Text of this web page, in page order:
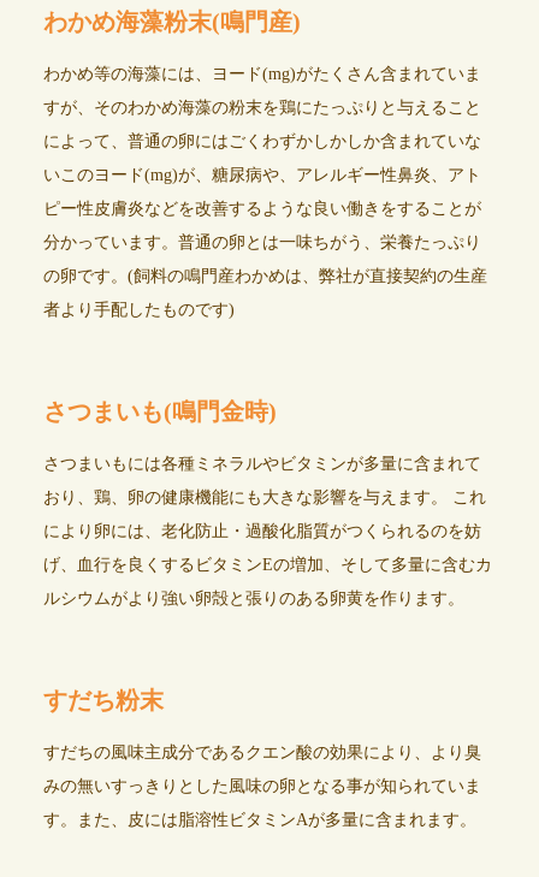
わかめ海藻粉末(鳴門産)
わかめ等の海藻には、ヨード(mg)がたくさん含まれていま
すが、そのわかめ海藻の粉末を鶏にたっぷりと与えること
によって、普通の卵にはごくわずかしかしか含まれていな
いこのヨード(mg)が、糖尿病や、アレルギー性鼻炎、アト
ピー性皮膚炎などを改善するような良い働きをすることが
分かっています。普通の卵とは一味ちがう、栄養たっぷり
の卵です。(飼料の鳴門産わかめは、弊社が直接契約の生産
者より手配したものです)
さつまいも(鳴門金時)
さつまいもには各種ミネラルやビタミンが多量に含まれて
おり、鶏、卵の健康機能にも大きな影響を与えます。 これ
により卵には、老化防止・過酸化脂質がつくられるのを妨
げ、血行を良くするビタミンEの増加、そして多量に含むカ
ルシウムがより強い卵殻と張りのある卵黄を作ります。
すだち粉末
すだちの風味主成分であるクエン酸の効果により、より臭
みの無いすっきりとした風味の卵となる事が知られていま
す。また、皮には脂溶性ビタミンAが多量に含まれます。